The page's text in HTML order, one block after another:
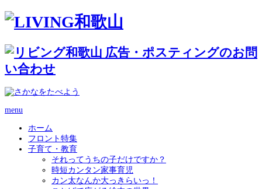
menu
ホーム
フロント特集
子育て・教育
それってうちの子だけですか？
時短カンタン家事育児
カン太なんか大っきらいっ！